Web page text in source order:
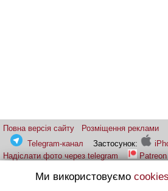
Повна версія сайту Розміщення реклами
Telegram-канал
Застосунок:
Надіслати фото через telegram
Patreon
Ми використовуємо cookies